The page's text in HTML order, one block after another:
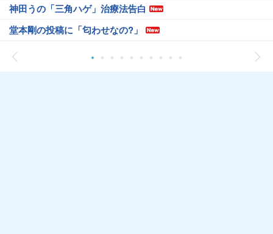
神田うの「三角ハゲ」治療法告白
堂本剛の投稿に「匂わせなの?」